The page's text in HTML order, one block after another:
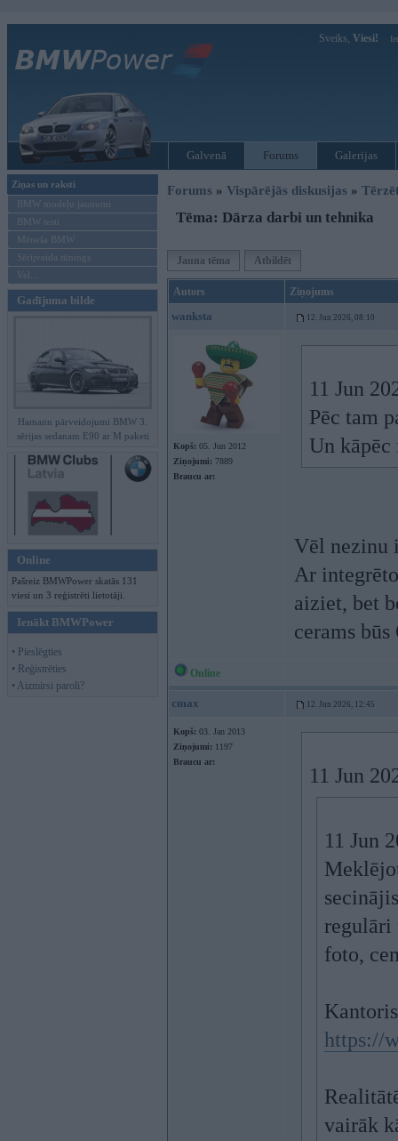
Sveiks, Viesi!
Galvenā Forums Galerijas
Ziņas un raksti
BMW modeļu jaunumi
BMW testi
Mēneša BMW
Sērijveida tūnings
Vel...
Gadījuma bilde
Hamann pārveidojumi BMW 3.
sērijas sedanam E90 ar M paketi
Online
Pašreiz BMWPower skatās 131
viesi un 3 reģistrēti lietotāji.
Ienākt BMWPower
• Pieslēgties
• Reģistrēties
• Aizmirsi paroli?
Forums » Vispārējās diskusijas »
Tēma: Dārza darbi un tehnika
Jauna tēma Atbildēt
Autors Ziņojums
wanksta 12. Jun 2026, 08:10
Kopš: 05. Jun 2012
Ziņojumi: 7889
Braucu ar:
11 Jun
Pēc tam
Un
Vēl nezinu
Ar
aiziet, bet
cerams būs
Online
cmax 12. Jun 2026, 12:45
Kopš: 03. Jan 2013
Ziņojumi: 1197
Braucu ar:
11 Jun
11 Jun
regulāri
foto,
https://
vairāk